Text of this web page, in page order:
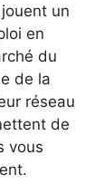
un
en
du
de la
réseau
de
vous